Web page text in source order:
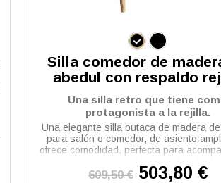
Silla comedor de
abedul con respaldo
Una silla retro que tiene
protagonista a la rejilla.
Una elegante silla butaca de madera de
para salón o comedor, de asiento
ofrece comodidad, perfecta para
609,50 € 503,80 €